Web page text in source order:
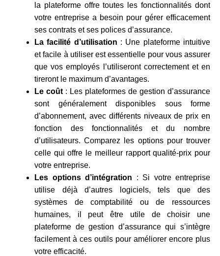
la plateforme offre toutes les fonctionnalités dont
votre entreprise a besoin pour gérer efficacement
ses contrats et ses polices d’assurance.
La facilité d’utilisation : Une plateforme intuitive
et facile à utiliser est essentielle pour vous assurer
que vos employés l’utiliseront correctement et en
tireront le maximum d’avantages.
Le coût : Les plateformes de gestion d’assurance
sont généralement disponibles sous forme
d’abonnement, avec différents niveaux de prix en
fonction des fonctionnalités et du nombre
d’utilisateurs. Comparez les options pour trouver
celle qui offre le meilleur rapport qualité-prix pour
votre entreprise.
Les options d’intégration : Si votre entreprise
utilise déjà d’autres logiciels, tels que des
systèmes de comptabilité ou de ressources
humaines, il peut être utile de choisir une
plateforme de gestion d’assurance qui s’intègre
facilement à ces outils pour améliorer encore plus
votre efficacité.